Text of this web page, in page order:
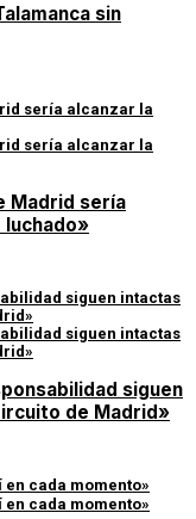
sin
Madrid sería
luchado»
siguen
de Madrid»